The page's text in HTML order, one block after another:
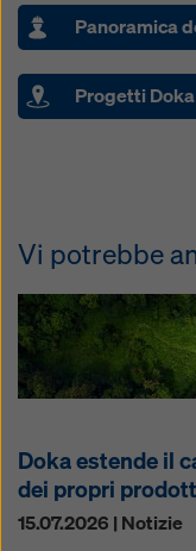
Panoramica
Progetti
Vi potrebbe
Doka estende il
dei propri
15.07.2026 | Notizie